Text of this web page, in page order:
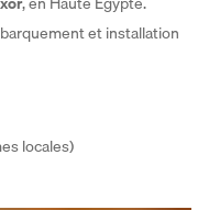
et installation
locales)